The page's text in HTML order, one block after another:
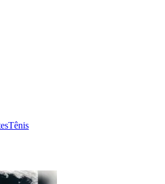
Tênis